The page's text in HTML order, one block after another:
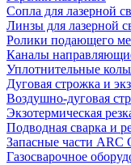
Сопла для лазерной
Линзы для лазерной
Ролики подающего
Каналы
Уплотнительные
Дуговая строжка и
Воздушно-дуговая
Экзотермическая
Подводная сварка и
Запасные части
Газосварочное